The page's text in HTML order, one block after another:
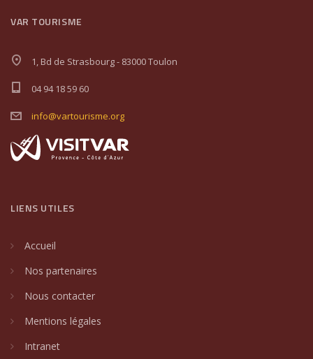
VAR TOURISME
1, Bd de Strasbourg - 83000 Toulon
04 94 18 59 60
info@vartourisme.org
LIENS UTILES
Accueil
Nos partenaires
Nous contacter
Mentions légales
Intranet